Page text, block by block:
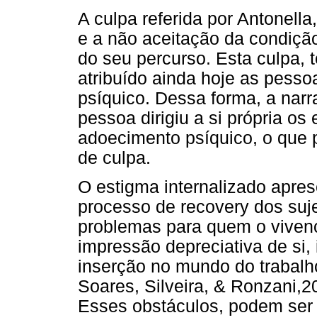
A culpa referida por
e a não aceitação da
do seu percurso. Esta culpa,
atribuído ainda hoje as
psíquico. Dessa forma, a
pessoa dirigiu a si própria os
adoecimento psíquico, o que
de culpa.
O estigma internalizado
processo de recovery dos
problemas para quem o
impressão depreciativa de
inserção no mundo do
Soares, Silveira, &
Esses obstáculos, podem